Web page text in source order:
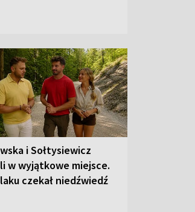
i Sołtysiewicz
w wyjątkowe miejsce.
czekał niedźwiedź